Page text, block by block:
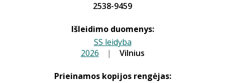
2538-9459
Išleidimo duomenys:
SS leidyba
2026 | Vilnius
Prieinamos kopijos rengėjas: